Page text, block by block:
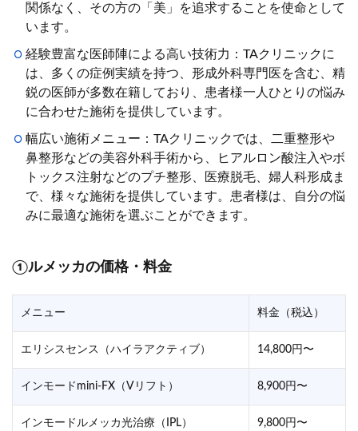
関係なく、その方の「美」を追求することを使命として
います。
経験豊富な医師陣による高い技術力：TAクリニックに
は、多くの症例実績を持つ、形成外科専門医を含む、精
鋭の医師が多数在籍しており、患者様一人ひとりの悩み
に合わせた施術を提供しています。
幅広い施術メニュー：TAクリニックでは、二重整形や
鼻整形などの美容外科手術から、ヒアルロン酸注入やボ
トックス注射などのプチ整形、医療脱毛、婦人科形成ま
で、様々な施術を提供しています。患者様は、自分の悩
みに最適な施術を選ぶことができます。
①ルメッカの価格・料金
メニュー 料金（税込）
エリシスセンス（ハイラアクティブ） 14,800円〜
インモードmini-FX（Vリフト） 8,900円〜
インモードルメッカ光治療（IPL） 9,800円〜